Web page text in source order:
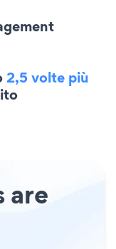
2,5 volte più
are